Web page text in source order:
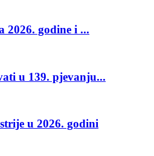
2026. godine i ...
u 139. pjevanju...
u 2026. godini